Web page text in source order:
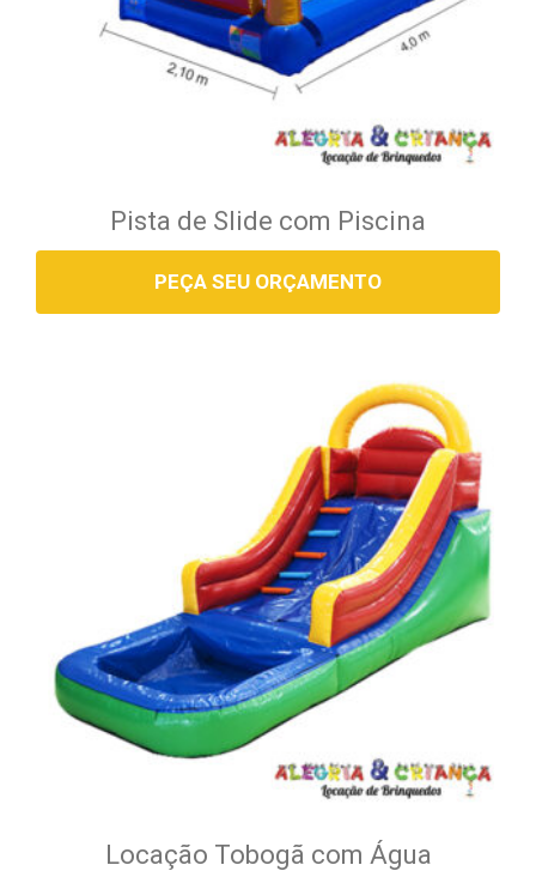
Pista de Slide com Piscina
PEÇA SEU ORÇAMENTO
Locação Tobogã com Água